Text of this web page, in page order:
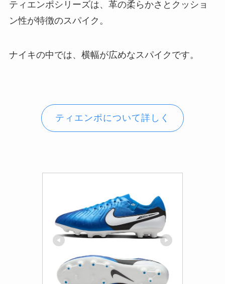
ティエンポシリーズは、革の柔らかさとクッショ
ン性が特徴のスパイク。
ナイキの中では、横幅が広めなスパイクです。
ティエンポについて詳しく